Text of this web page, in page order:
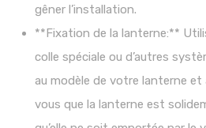
gêner l’installation.
**Fixation de la lanterne:**
colle spéciale ou d’autres
au modèle de votre lanterne
vous que la lanterne est